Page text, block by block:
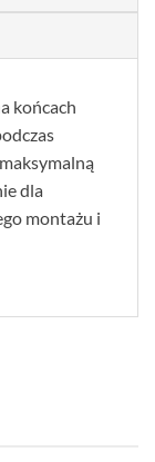
końcach
dla
montażu i